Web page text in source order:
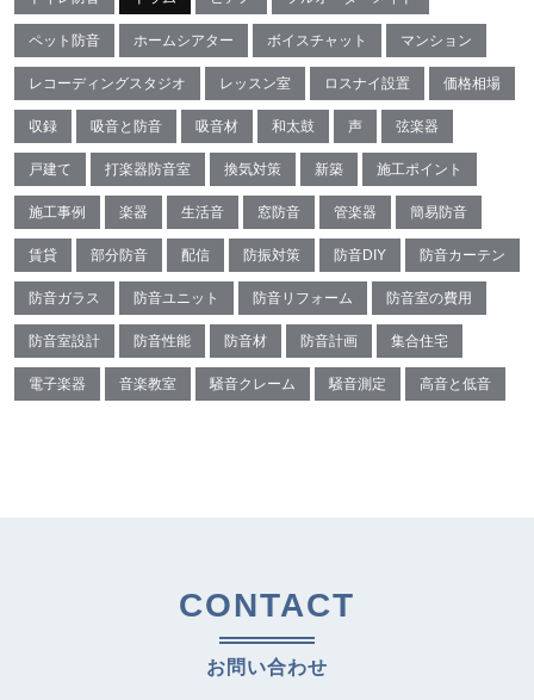
ペット防音 ホームシアター ボイスチャット マンション
レコーディングスタジオ レッスン室 ロスナイ設置 価格相場
収録 吸音と防音 吸音材 和太鼓 声 弦楽器
戸建て 打楽器防音室 換気対策 新築 施工ポイント
施工事例 楽器 生活音 窓防音 管楽器 簡易防音
賃貸 部分防音 配信 防振対策 防音DIY 防音カーテン
防音ガラス 防音ユニット 防音リフォーム 防音室の費用
防音室設計 防音性能 防音材 防音計画 集合住宅
電子楽器 音楽教室 騒音クレーム 騒音測定 高音と低音
CONTACT
お問い合わせ